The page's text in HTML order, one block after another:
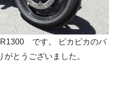
です。 ピカピカのバ
とうございました。